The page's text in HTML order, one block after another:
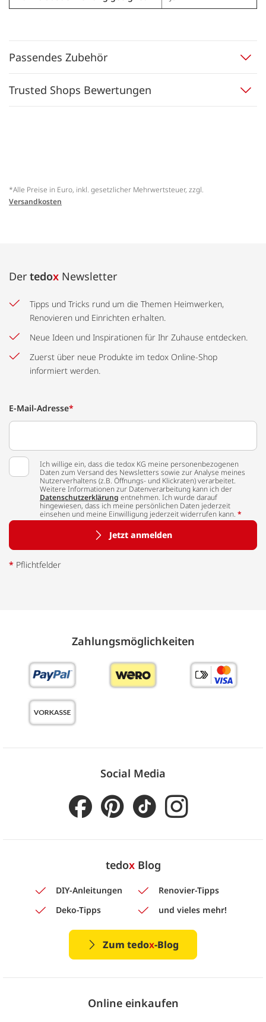
Passendes Zubehör
Trusted Shops Bewertungen
*Alle Preise in Euro, inkl. gesetzlicher Mehrwertsteuer, zzgl.
Versandkosten
Der tedox Newsletter
Tipps und Tricks rund um die Themen Heimwerken,
Renovieren und Einrichten erhalten.
Neue Ideen und Inspirationen für Ihr Zuhause entdecken.
Zuerst über neue Produkte im tedox Online-Shop
informiert werden.
E-Mail-Adresse*
Ich willige ein, dass die tedox KG meine personenbezogenen
Daten zum Versand des Newsletters sowie zur Analyse meines
Nutzerverhaltens (z.B. Öffnungs- und Klickraten) verarbeitet.
Weitere Informationen zur Datenverarbeitung kann ich der
Datenschutzerklärung entnehmen. Ich wurde darauf
hingewiesen, dass ich meine persönlichen Daten jederzeit
einsehen und meine Einwilligung jederzeit widerrufen kann. *
Jetzt anmelden
* Pflichtfelder
Zahlungs­möglich­keiten
Social Media
tedoxBlog
DIY-Anleitungen
Renovier-Tipps
Deko-Tipps
und vieles mehr!
Zum tedox-Blog
Online einkaufen